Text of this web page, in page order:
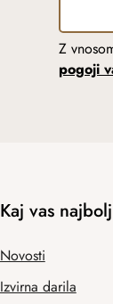
Z
pogoji
Kaj vas
Novosti
Izvirna darila